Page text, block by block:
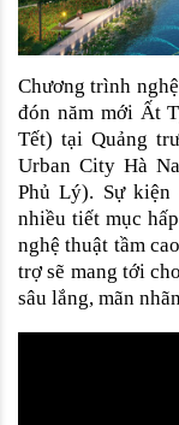
Chương trình
đón năm mới Ất
Tết) tại Quảng
Urban City Hà
Phủ Lý). Sự
nhiều tiết mục
nghệ thuật tầm
trợ sẽ mang tới
sâu lắng, mãn